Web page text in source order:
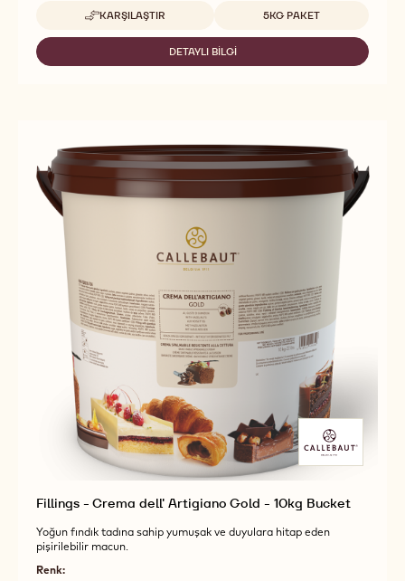
KARŞILAŞTIR
-
TINTORETTO
MILK
Uygun boyutlar
5KG PAKET
DETAYLI BILGI
-
Fillings - Crema dell' Artigiano Gold - 10kg Bucket
Yoğun fındık tadına sahip yumuşak ve duyulara hitap eden
pişirilebilir macun.
Renk: